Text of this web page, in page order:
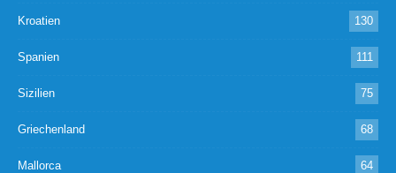
Kroatien 130
Spanien 111
Sizilien 75
Griechenland 68
Mallorca 64